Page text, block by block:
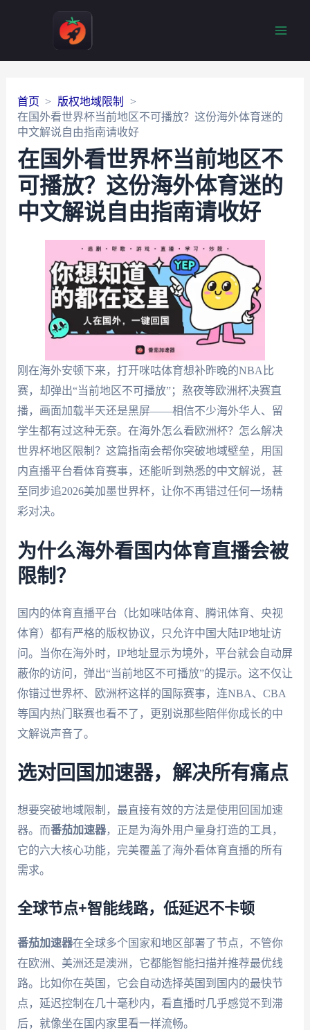
首页
版权地域限制
在国外看世界杯当前地区不可播放？这份海外体育迷的
中文解说自由指南请收好
在国外看世界杯当前地区不
可播放？这份海外体育迷的
中文解说自由指南请收好
刚在海外安顿下来，打开咪咕体育想补昨晚的NBA比
赛，却弹出“当前地区不可播放”；熬夜等欧洲杯决赛直
播，画面加载半天还是黑屏——相信不少海外华人、留
学生都有过这种无奈。在海外怎么看欧洲杯？怎么解决
世界杯地区限制？这篇指南会帮你突破地域壁垒，用国
内直播平台看体育赛事，还能听到熟悉的中文解说，甚
至同步追2026美加墨世界杯，让你不再错过任何一场精
彩对决。
为什么海外看国内体育直播会被
限制？
国内的体育直播平台（比如咪咕体育、腾讯体育、央视
体育）都有严格的版权协议，只允许中国大陆IP地址访
问。当你在海外时，IP地址显示为境外，平台就会自动屏
蔽你的访问，弹出“当前地区不可播放”的提示。这不仅让
你错过世界杯、欧洲杯这样的国际赛事，连NBA、CBA
等国内热门联赛也看不了，更别说那些陪伴你成长的中
文解说声音了。
选对回国加速器，解决所有痛点
想要突破地域限制，最直接有效的方法是使用回国加速
器。而番茄加速器，正是为海外用户量身打造的工具，
它的六大核心功能，完美覆盖了海外看体育直播的所有
需求。
全球节点+智能线路，低延迟不卡顿
番茄加速器在全球多个国家和地区部署了节点，不管你
在欧洲、美洲还是澳洲，它都能智能扫描并推荐最优线
路。比如你在英国，它会自动选择英国到国内的最快节
点，延迟控制在几十毫秒内，看直播时几乎感觉不到滞
后，就像坐在国内家里看一样流畅。